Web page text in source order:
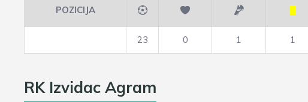
POZICIJA
23 0 1 1
RK Izvidac Agram